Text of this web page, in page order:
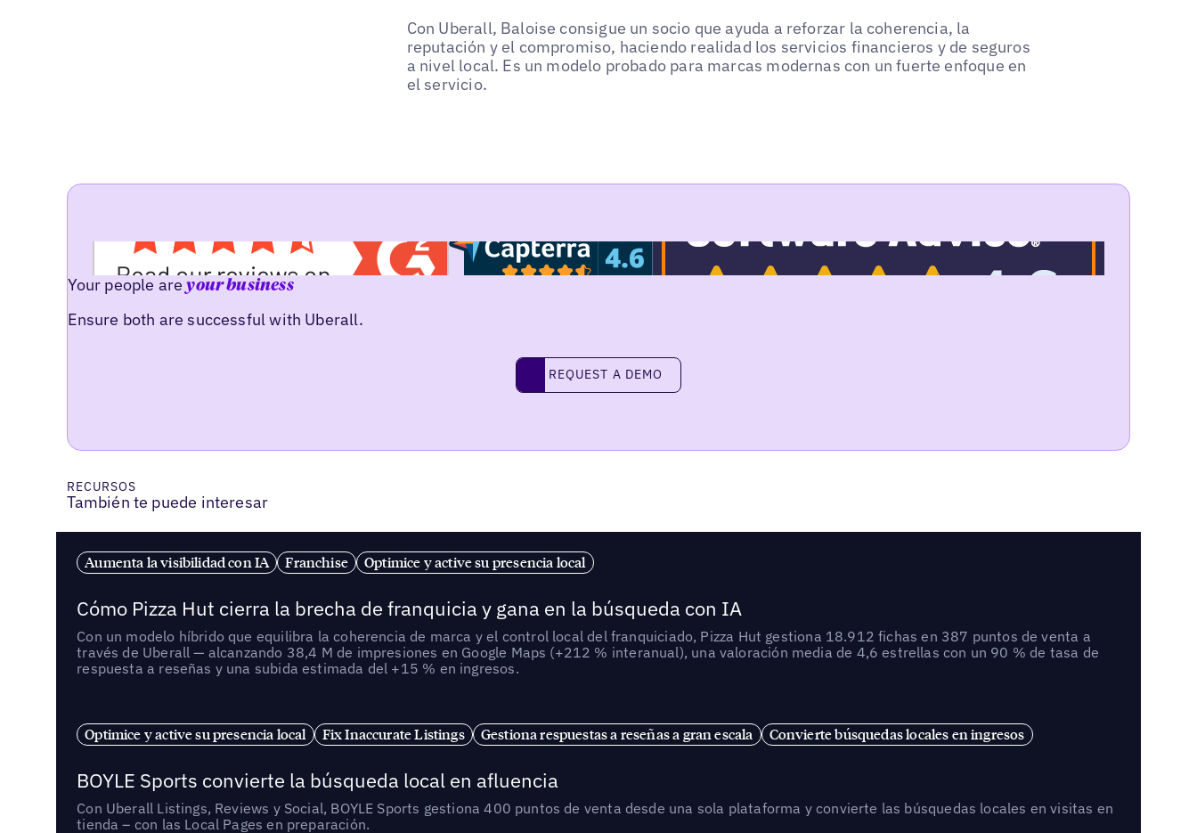
Con Uberall, Baloise consigue un socio que ayuda a reforzar la coherencia, la
reputación y el compromiso, haciendo realidad los servicios financieros y de seguros
a nivel local. Es un modelo probado para marcas modernas con un fuerte enfoque en
el servicio.
Your people areyour business
Ensure both are successful with Uberall.
request a demo
REQUEST A DEMO
RECURSOS
También te puede interesar
Aumenta la visibilidad con IA Franchise Optimice y active su presencia local
Cómo Pizza Hut cierra la brecha de franquicia y gana en la búsqueda con IA
Con un modelo híbrido que equilibra la coherencia de marca y el control local del franquiciado, Pizza Hut gestiona 18.912 fichas en 387 puntos de venta a
través de Uberall — alcanzando 38,4 M de impresiones en Google Maps (+212 % interanual), una valoración media de 4,6 estrellas con un 90 % de tasa de
respuesta a reseñas y una subida estimada del +15 % en ingresos.
Optimice y active su presencia local Fix Inaccurate Listings Gestiona respuestas a reseñas a gran escala Convierte búsquedas locales en ingresos
BOYLE Sports convierte la búsqueda local en afluencia
Con Uberall Listings, Reviews y Social, BOYLE Sports gestiona 400 puntos de venta desde una sola plataforma y convierte las búsquedas locales en visitas en
tienda – con las Local Pages en preparación.